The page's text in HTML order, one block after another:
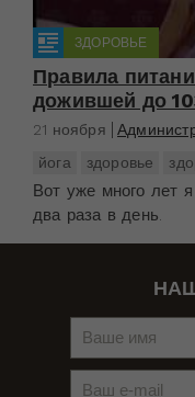
ЗДОРОВЬЕ
Правила
дожившей до
21 ноября
йога
здоровье
Вот уже много лет я
два раза в день.